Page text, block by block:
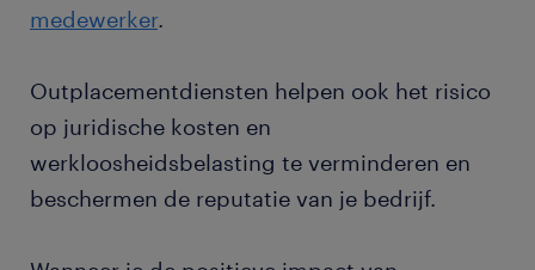
medewerker.
Outplacementdiensten helpen ook het risico
op juridische kosten en
werkloosheidsbelasting te verminderen en
beschermen de reputatie van je bedrijf.